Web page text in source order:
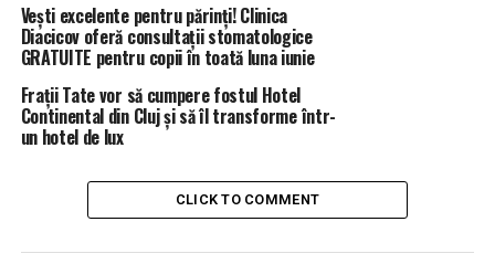
Vești excelente pentru părinți! Clinica
Diacicov oferă consultații stomatologice
GRATUITE pentru copii în toată luna iunie
Frații Tate vor să cumpere fostul Hotel
Continental din Cluj și să îl transforme într-
un hotel de lux
CLICK TO COMMENT